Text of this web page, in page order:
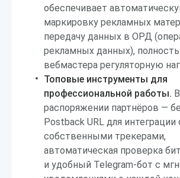
обеспечивает
маркировку рекламных
передачу данных в ОРД
рекламных данных),
вебмастера регуляторную
Топовые инструменты для
профессиональной работы. В
распоряжении партнёров —
Postback URL для интеграции
собственными трекерами,
автоматическая проверка
и удобный Telegram-бот с